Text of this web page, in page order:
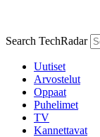
Search TechRadar
Uutiset
Arvostelut
Oppaat
Puhelimet
TV
Kannettavat